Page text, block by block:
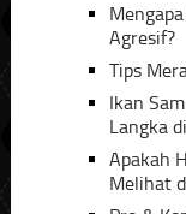
Agresif?
Tips
Ikan
Langka
Apakah
Melihat